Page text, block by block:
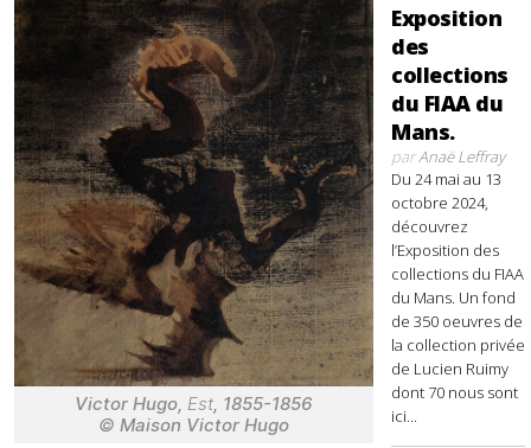
Victor Hugo, Est, 1855-1856
© Maison Victor Hugo
Exposition
des
collections
du FIAA du
Mans.
parAnaë Leffray
Du 24 mai au 13
octobre 2024,
découvrez
l’Exposition des
collections du FIAA
du Mans. Un fond
de 350 oeuvres de
la collection privée
de Lucien Ruimy
dont 70 nous sont
ici...